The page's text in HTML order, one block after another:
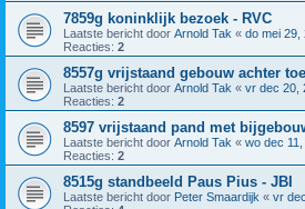
7859g koninklijk bezoek - RVC
Laatste bericht door Arnold Tak « do mei 29,
Reacties: 2
8557g vrijstaand gebouw achter
Laatste bericht door Arnold Tak « vr dec 20,
Reacties: 2
8597 vrijstaand pand met
Laatste bericht door Arnold Tak « wo dec
Reacties: 2
8515g standbeeld Paus Pius - JBI
Laatste bericht door Peter Smaardijk « vr